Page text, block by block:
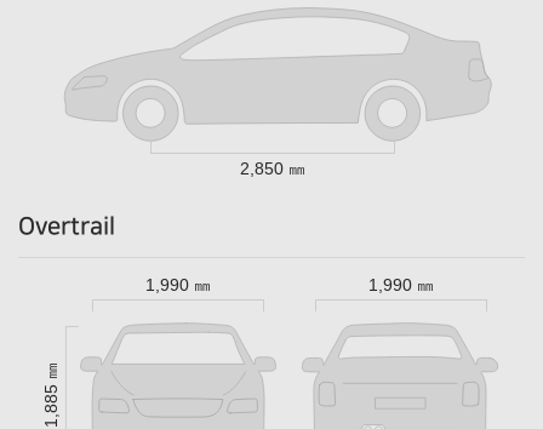
2,850 ㎜
Overtrail
1,990 ㎜ 1,990 ㎜
1,885 ㎜